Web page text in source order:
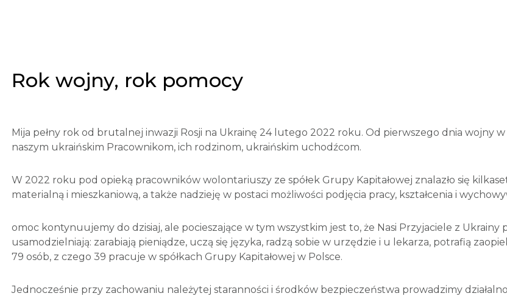
Rok wojny, rok pomocy
Mija pełny rok od brutalnej inwazji Rosji na Ukrainę 24 lutego 2022 roku. Od pierwszego dnia wojny
naszym ukraińskim Pracownikom, ich rodzinom, ukraińskim uchodźcom.
W 2022 roku pod opieką pracowników wolontariuszy ze spółek Grupy Kapitałowej znalazło się
materialną i mieszkaniową, a także nadzieję w postaci możliwości podjęcia pracy, kształcenia i
omoc kontynuujemy do dzisiaj, ale pocieszające w tym wszystkim jest to, że Nasi Przyjaciele z
usamodzielniają: zarabiają pieniądze, uczą się języka, radzą sobie w urzędzie i u lekarza, potrafią
79 osób, z czego 39 pracuje w spółkach Grupy Kapitałowej w Polsce.
Jednocześnie przy zachowaniu należytej staranności i środków bezpieczeństwa prowadzimy